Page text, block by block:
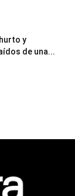
y
de una...